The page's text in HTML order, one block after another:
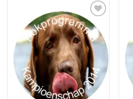
Toevoegen
aan
verlanglijst